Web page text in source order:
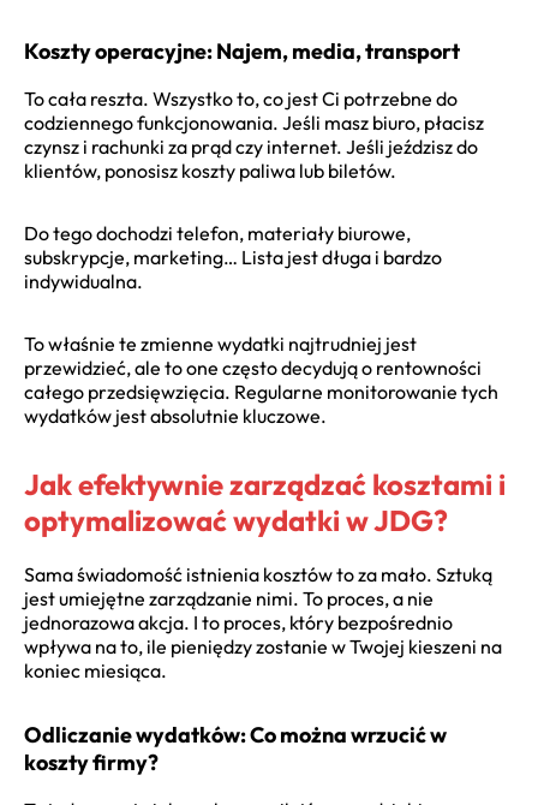
Koszty operacyjne: Najem, media, transport
To cała reszta. Wszystko to, co jest Ci potrzebne do
codziennego funkcjonowania. Jeśli masz biuro, płacisz
czynsz i rachunki za prąd czy internet. Jeśli jeździsz do
klientów, ponosisz koszty paliwa lub biletów.
Do tego dochodzi telefon, materiały biurowe,
subskrypcje, marketing… Lista jest długa i bardzo
indywidualna.
To właśnie te zmienne wydatki najtrudniej jest
przewidzieć, ale to one często decydują o rentowności
całego przedsięwzięcia. Regularne monitorowanie tych
wydatków jest absolutnie kluczowe.
Jak efektywnie zarządzać kosztami i
optymalizować wydatki w JDG?
Sama świadomość istnienia kosztów to za mało. Sztuką
jest umiejętne zarządzanie nimi. To proces, a nie
jednorazowa akcja. I to proces, który bezpośrednio
wpływa na to, ile pieniędzy zostanie w Twojej kieszeni na
koniec miesiąca.
Odliczanie wydatków: Co można wrzucić w
koszty firmy?